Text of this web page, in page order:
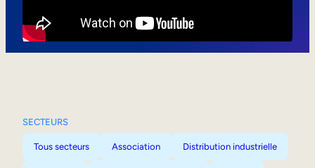
SECTEURS
Tous secteurs Association Distribution industrielle